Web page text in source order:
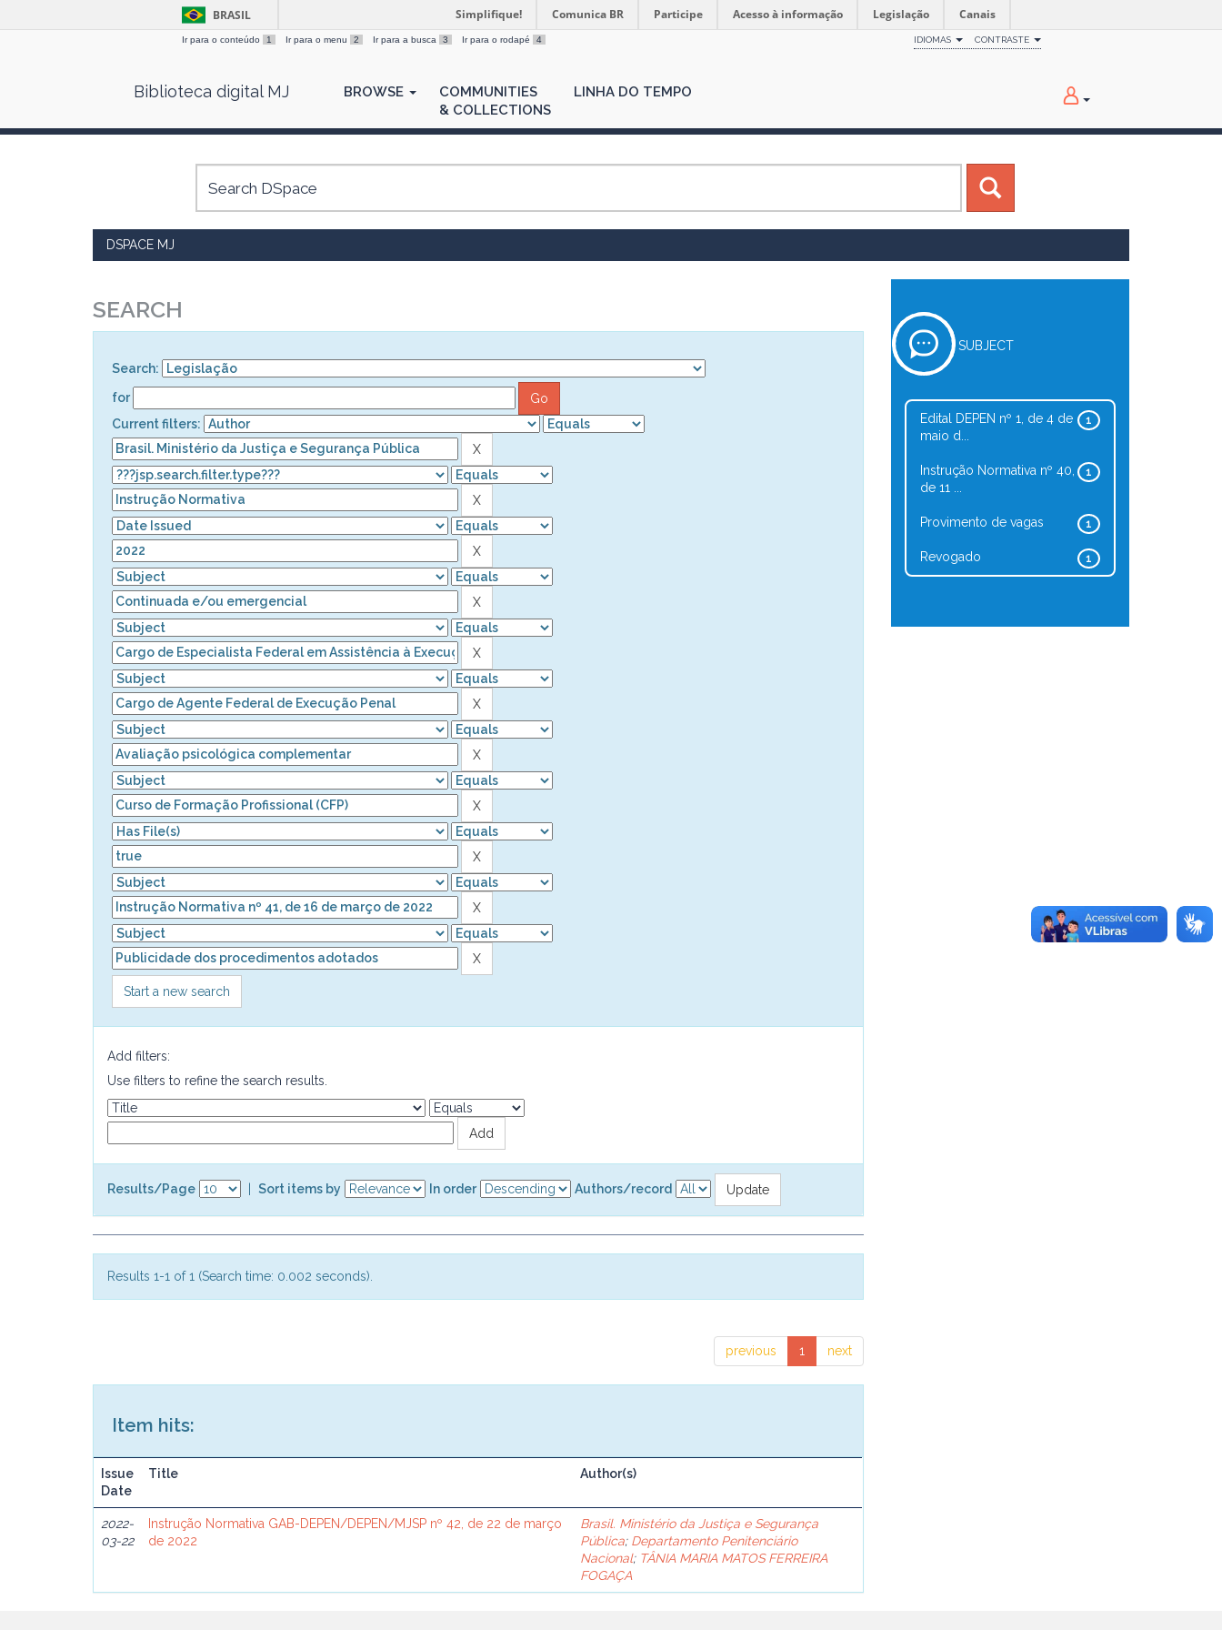
BRASIL Simplifique! Comunica BR Participe Acesso à informação Legislação Canais
Ir para o conteúdo 1 Ir para o menu 2 Ir para a busca 3 Ir para o rodapé 4 IDIOMAS CONTRASTE
Biblioteca digital MJ BROWSE
COMMUNITIES
& COLLECTIONS
LINHA DO TEMPO
DSPACE MJ
SEARCH
Search:
for
Current filters:
Start a new search
Add filters:
Use filters to refine the search results.
Results/Page Sort items by In order Authors/record
Results 1-1 of 1 (Search time: 0.002 seconds).
previous 1 next
Item hits:
Issue
Date
Title Author(s)
2022-
03-22
Instrução Normativa GAB-DEPEN/DEPEN/MJSP nº 42, de 22 de março
de 2022
Brasil. Ministério da Justiça e Segurança
Pública; Departamento Penitenciário
Nacional; TÂNIA MARIA MATOS FERREIRA
FOGAÇA
SUBJECT
1
Edital DEPEN nº 1, de 4 de
maio d...
1
Instrução Normativa nº 40,
de 11 ...
1
Provimento de vagas
1
Revogado